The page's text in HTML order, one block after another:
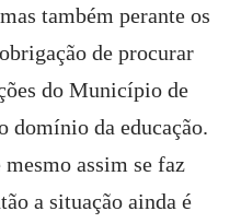
também perante os
de procurar
do Município de
domínio da educação.
mesmo assim se faz
a situação ainda é